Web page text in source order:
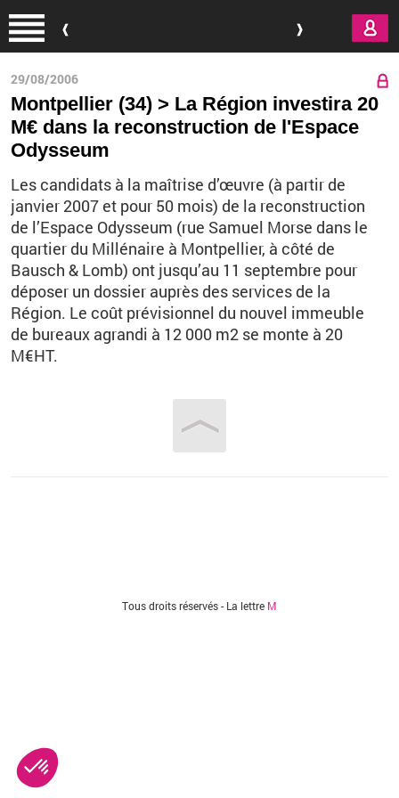
29/08/2006
Montpellier (34) > La Région investira 20
M€ dans la reconstruction de l'Espace
Odysseum
Les candidats à la maîtrise d’œuvre (à partir de
janvier 2007 et pour 50 mois) de la reconstruction
de l’Espace Odysseum (rue Samuel Morse dans le
quartier du Millénaire à Montpellier, à côté de
Bausch & Lomb) ont jusqu’au 11 septembre pour
déposer un dossier auprès des services de la
Région. Le coût prévisionnel du nouvel immeuble
de bureaux agrandi à 12 000 m2 se monte à 20
M€HT.
Tous droits réservés - La lettre M